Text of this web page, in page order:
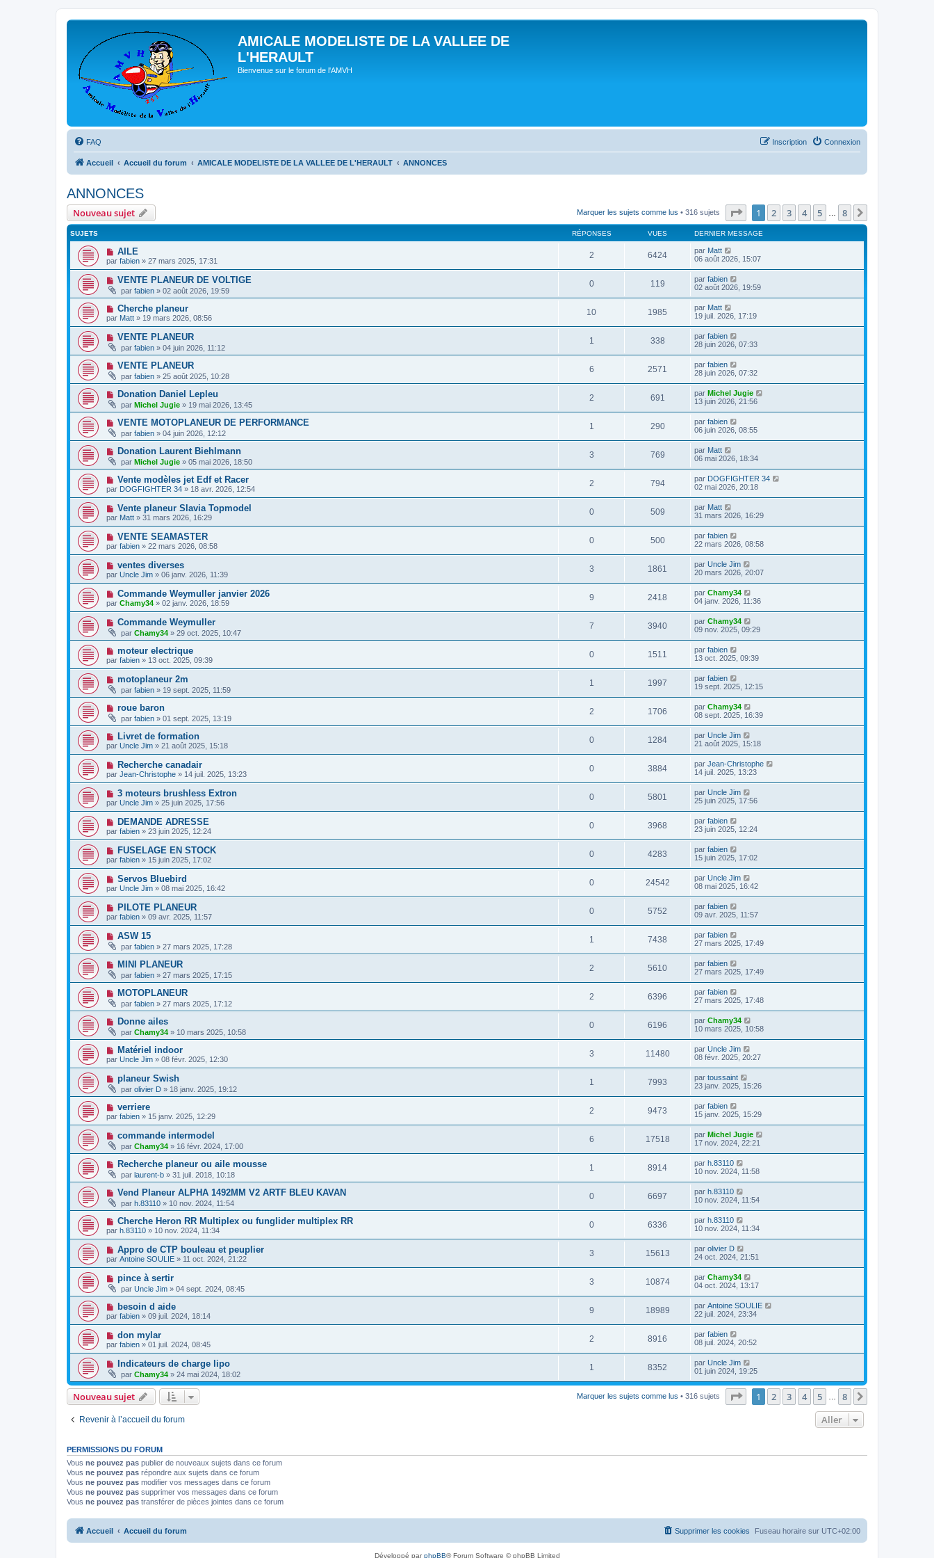
AMICALE MODELISTE DE LA VALLEE DE
L'HERAULT
Bienvenue sur le forum de l'AMVH
FAQ Connexion
Inscription
Accueil Accueil du forum AMICALE MODELISTE DE LA VALLEE DE L'HERAULT ANNONCES
ANNONCES
Nouveau sujet Marquer les sujets comme lus • 316 sujets Page sur8
1 2 3 4 5 8
SUJETS RÉPONSES VUES DERNIER MESSAGE
AILE
par fabien » 27 mars 2025, 17:31
2 6424 par Matt
06 août 2026, 15:07
VENTE PLANEUR DE VOLTIGE
par fabien » 02 août 2026, 19:59
0 119 par fabien
02 août 2026, 19:59
Cherche planeur
par Matt » 19 mars 2026, 08:56
10 1985 par Matt
19 juil. 2026, 17:19
VENTE PLANEUR
par fabien » 04 juin 2026, 11:12
1 338 par fabien
28 juin 2026, 07:33
VENTE PLANEUR
par fabien » 25 août 2025, 10:28
6 2571 par fabien
28 juin 2026, 07:32
Donation Daniel Lepleu
par Michel Jugie » 19 mai 2026, 13:45
2 691 par Michel Jugie
13 juin 2026, 21:56
VENTE MOTOPLANEUR DE PERFORMANCE
par fabien » 04 juin 2026, 12:12
1 290 par fabien
06 juin 2026, 08:55
Donation Laurent Biehlmann
par Michel Jugie » 05 mai 2026, 18:50
3 769 par Matt
06 mai 2026, 18:34
Vente modèles jet Edf et Racer
par DOGFIGHTER 34 » 18 avr. 2026, 12:54
2 794 par DOGFIGHTER 34
02 mai 2026, 20:18
Vente planeur Slavia Topmodel
par Matt » 31 mars 2026, 16:29
0 509 par Matt
31 mars 2026, 16:29
VENTE SEAMASTER
par fabien » 22 mars 2026, 08:58
0 500 par fabien
22 mars 2026, 08:58
ventes diverses
par Uncle Jim » 06 janv. 2026, 11:39
3 1861 par Uncle Jim
20 mars 2026, 20:07
Commande Weymuller janvier 2026
par Chamy34 » 02 janv. 2026, 18:59
9 2418 par Chamy34
04 janv. 2026, 11:36
Commande Weymuller
par Chamy34 » 29 oct. 2025, 10:47
7 3940 par Chamy34
09 nov. 2025, 09:29
moteur electrique
par fabien » 13 oct. 2025, 09:39
0 1511 par fabien
13 oct. 2025, 09:39
motoplaneur 2m
par fabien » 19 sept. 2025, 11:59
1 1997 par fabien
19 sept. 2025, 12:15
roue baron
par fabien » 01 sept. 2025, 13:19
2 1706 par Chamy34
08 sept. 2025, 16:39
Livret de formation
par Uncle Jim » 21 août 2025, 15:18
0 1284 par Uncle Jim
21 août 2025, 15:18
Recherche canadair
par Jean-Christophe » 14 juil. 2025, 13:23
0 3884 par Jean-Christophe
14 juil. 2025, 13:23
3 moteurs brushless Extron
par Uncle Jim » 25 juin 2025, 17:56
0 5801 par Uncle Jim
25 juin 2025, 17:56
DEMANDE ADRESSE
par fabien » 23 juin 2025, 12:24
0 3968 par fabien
23 juin 2025, 12:24
FUSELAGE EN STOCK
par fabien » 15 juin 2025, 17:02
0 4283 par fabien
15 juin 2025, 17:02
Servos Bluebird
par Uncle Jim » 08 mai 2025, 16:42
0 24542 par Uncle Jim
08 mai 2025, 16:42
PILOTE PLANEUR
par fabien » 09 avr. 2025, 11:57
0 5752 par fabien
09 avr. 2025, 11:57
ASW 15
par fabien » 27 mars 2025, 17:28
1 7438 par fabien
27 mars 2025, 17:49
MINI PLANEUR
par fabien » 27 mars 2025, 17:15
2 5610 par fabien
27 mars 2025, 17:49
MOTOPLANEUR
par fabien » 27 mars 2025, 17:12
2 6396 par fabien
27 mars 2025, 17:48
Donne ailes
par Chamy34 » 10 mars 2025, 10:58
0 6196 par Chamy34
10 mars 2025, 10:58
Matériel indoor
par Uncle Jim » 08 févr. 2025, 12:30
3 11480 par Uncle Jim
08 févr. 2025, 20:27
planeur Swish
par olivier D » 18 janv. 2025, 19:12
1 7993 par toussaint
23 janv. 2025, 15:26
verriere
par fabien » 15 janv. 2025, 12:29
2 9473 par fabien
15 janv. 2025, 15:29
commande intermodel
par Chamy34 » 16 févr. 2024, 17:00
6 17518 par Michel Jugie
17 nov. 2024, 22:21
Recherche planeur ou aile mousse
par laurent-b » 31 juil. 2018, 10:18
1 8914 par h.83110
10 nov. 2024, 11:58
Vend Planeur ALPHA 1492MM V2 ARTF BLEU KAVAN
par h.83110 » 10 nov. 2024, 11:54
0 6697 par h.83110
10 nov. 2024, 11:54
Cherche Heron RR Multiplex ou funglider multiplex RR
par h.83110 » 10 nov. 2024, 11:34
0 6336 par h.83110
10 nov. 2024, 11:34
Appro de CTP bouleau et peuplier
par Antoine SOULIE » 11 oct. 2024, 21:22
3 15613 par olivier D
24 oct. 2024, 21:51
pince à sertir
par Uncle Jim » 04 sept. 2024, 08:45
3 10874 par Chamy34
04 oct. 2024, 13:17
besoin d aide
par fabien » 09 juil. 2024, 18:14
9 18989 par Antoine SOULIE
22 juil. 2024, 23:34
don mylar
par fabien » 01 juil. 2024, 08:45
2 8916 par fabien
08 juil. 2024, 20:52
Indicateurs de charge lipo
par Chamy34 » 24 mai 2024, 18:02
1 8352 par Uncle Jim
01 juin 2024, 19:25
Nouveau sujet Marquer les sujets comme lus • 316 sujets Page sur8
1 2 3 4 5 8
Revenir à l’accueil du forum Aller
PERMISSIONS DU FORUM
Vous ne pouvez pas publier de nouveaux sujets dans ce forum
Vous ne pouvez pas répondre aux sujets dans ce forum
Vous ne pouvez pas modifier vos messages dans ce forum
Vous ne pouvez pas supprimer vos messages dans ce forum
Vous ne pouvez pas transférer de pièces jointes dans ce forum
Accueil Accueil du forum Fuseau horaire sur UTC+02:00
Supprimer les cookies
Développé parphpBB® Forum Software © phpBB Limited